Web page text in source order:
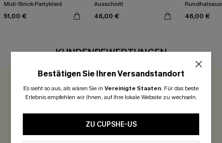
Midi-Strick-Partykleid
51,00 €
Ausschnitt
46,00 € 46,00 €
KUNDENBEWERTUNGEN
0.0
Seien Sie der Erste, der bewertet
300 Punkte für Ihre Bewertung!
Bestätigen Sie Ihren Versandstandort
Es sieht so aus, als wären Sie in Vereinigte Staaten. Für das beste
Erlebnis empfehlen wir Ihnen, auf Ihre lokale Website zu wechseln.
ZU CUPSHE-US